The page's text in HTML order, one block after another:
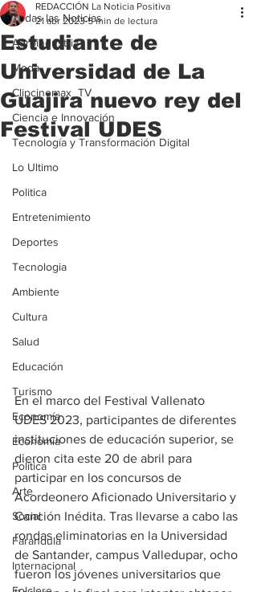
Todas las Noticias
Agroindustria
Moda
Clipcinemax_TV
Ciencia e Innovación
Tecnología y Transformación Digital
Lo Ultimo
Politica
Entretenimiento
Deportes
Tecnologia
Ambiente
Cultura
Salud
Educación
Turismo
Economía
Economía
Política
Arte
Social
Farandula
Internacional
Estudiante de
Universidad de La
Guajira nuevo rey del
Festival UDES
REDACCIÓN La Noticia Positiva
21 abr 2023 5 min de lectura
En el marco del Festival Vallenato
UDES 2023, participantes de diferentes
instituciones de educación superior, se
dieron cita este 20 de abril para
participar en los concursos de
Acordeonero Aficionado Universitario y
Canción Inédita. Tras llevarse a cabo las
rondas eliminatorias en la Universidad
de Santander, campus Valledupar, ocho
fueron los jóvenes universitarios que